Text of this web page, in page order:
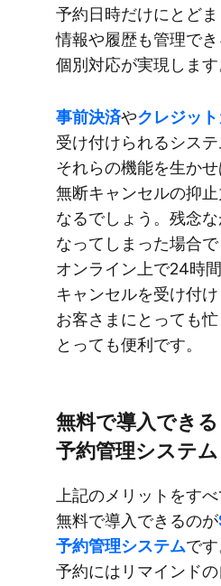
予約日時だけにとど
情報や​履歴も​管理で
個別対応が​実現します
事前決済やクレジッ
受け付けられる​システ
それらの​機能を​生か
無断キャンセルの​抑止
なるでしょう。​残念
なってしまった​場合で
オンライン上で​24時
キャンセルを​受け付け
お客さまに​とっても​
とっても​便利です。
無料で​導入でき
予約管理システム
上記の​メリットを​す
無料で​​導入できるのが
予約管理システムで
予約には​​リマインド